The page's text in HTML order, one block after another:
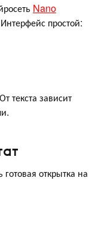
Nano
простой:
текста зависит
открытка на